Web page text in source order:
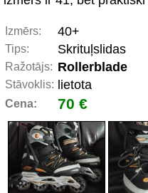
Izmērs: 40+
Tips: Skrituļslidas
Ražotājs: Rollerblade
Stāvoklis: lietota
Cena: 70 €